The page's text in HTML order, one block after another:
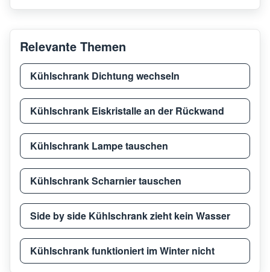
Relevante Themen
Kühlschrank Dichtung wechseln
Kühlschrank Eiskristalle an der Rückwand
Kühlschrank Lampe tauschen
Kühlschrank Scharnier tauschen
Side by side Kühlschrank zieht kein Wasser
Kühlschrank funktioniert im Winter nicht